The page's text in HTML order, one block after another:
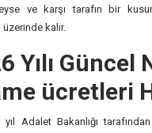
ve karşı tarafın bir
kalır.
Yılı Güncel
ücretleri
Adalet Bakanlığı tarafından